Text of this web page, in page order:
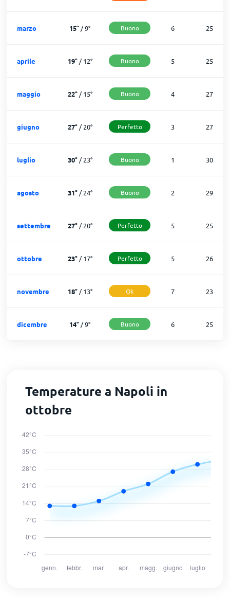
marzo 15° /9° Buono 6 25
aprile 19°/12° Buono 5 25
maggio 22°/15° Buono 4 27
giugno 27°/20° Perfetto 3 27
luglio 30°/23° Buono 1 30
agosto 31°/24° Buono 2 29
settembre 27°/20° Perfetto 5 25
ottobre 23°/17° Perfetto 5 26
novembre 18°/13° Ok 7 23
dicembre 14° /9° Buono 6 25
Temperature a Napoli in
ottobre